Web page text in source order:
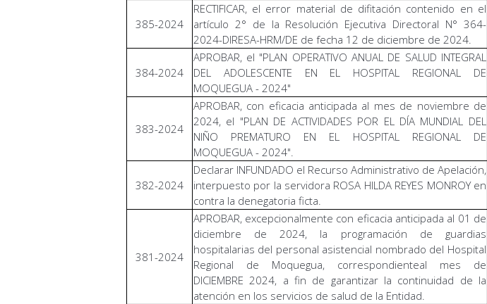
385-2024
RECTIFICAR, el error material de difitación contenido en el
artículo 2° de la Resolución Ejecutiva Directoral N° 364-
2024-DIRESA-HRM/DE de fecha 12 de diciembre de 2024.
384-2024
APROBAR, el "PLAN OPERATIVO ANUAL DE SALUD INTEGRAL
DEL ADOLESCENTE EN EL HOSPITAL REGIONAL DE
MOQUEGUA - 2024"
383-2024
APROBAR, con eficacia anticipada al mes de noviembre de
2024, el "PLAN DE ACTIVIDADES POR EL DÍA MUNDIAL DEL
NIÑO PREMATURO EN EL HOSPITAL REGIONAL DE
MOQUEGUA - 2024".
382-2024
Declarar INFUNDADO el Recurso Administrativo de Apelación,
interpuesto por la servidora ROSA HILDA REYES MONROY en
contra la denegatoria ficta.
381-2024
APROBAR, excepcionalmente con eficacia anticipada al 01 de
diciembre de 2024, la programación de guardias
hospitalarias del personal asistencial nombrado del Hospital
Regional de Moquegua, correspondienteal mes de
DICIEMBRE 2024, a fin de garantizar la continuidad de la
atención en los servicios de salud de la Entidad.